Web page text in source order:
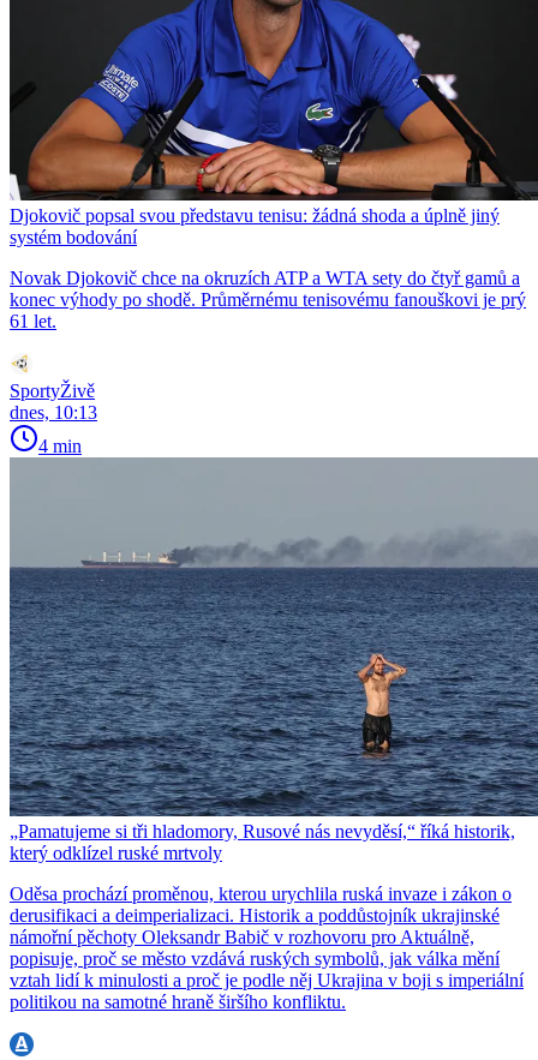
Djokovič popsal svou představu tenisu: žádná shoda a úplně jiný
systém bodování
Novak Djokovič chce na okruzích ATP a WTA sety do čtyř gamů a
konec výhody po shodě. Průměrnému tenisovému fanouškovi je prý
61 let.
SportyŽivě
dnes, 10:13
4 min
„Pamatujeme si tři hladomory, Rusové nás nevyděsí,“ říká historik,
který odklízel ruské mrtvoly
Oděsa prochází proměnou, kterou urychlila ruská invaze i zákon o
derusifikaci a deimperializaci. Historik a poddůstojník ukrajinské
námořní pěchoty Oleksandr Babič v rozhovoru pro Aktuálně,
popisuje, proč se město vzdává ruských symbolů, jak válka mění
vztah lidí k minulosti a proč je podle něj Ukrajina v boji s imperiální
politikou na samotné hraně širšího konfliktu.